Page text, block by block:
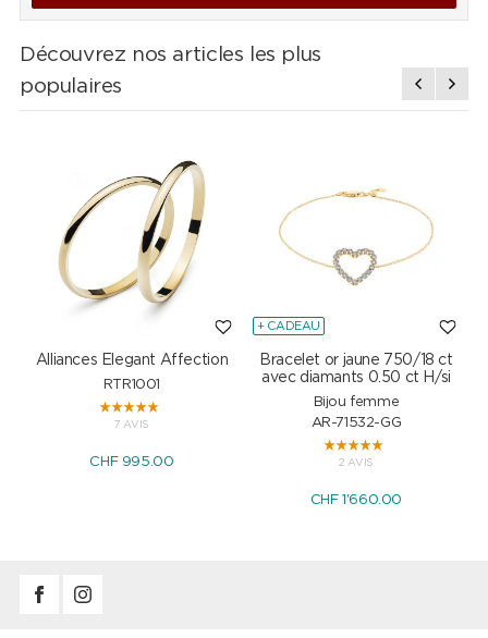
Découvrez nos articles les plus
populaires
Alliances Elegant Affection
RTR1001
7 AVIS
CHF 995.00
+ CADEAU
Bracelet or jaune 750/18 ct
avec diamants 0.50 ct H/si
Bijou femme
AR-71532-GG
2 AVIS
CHF 1'660.00